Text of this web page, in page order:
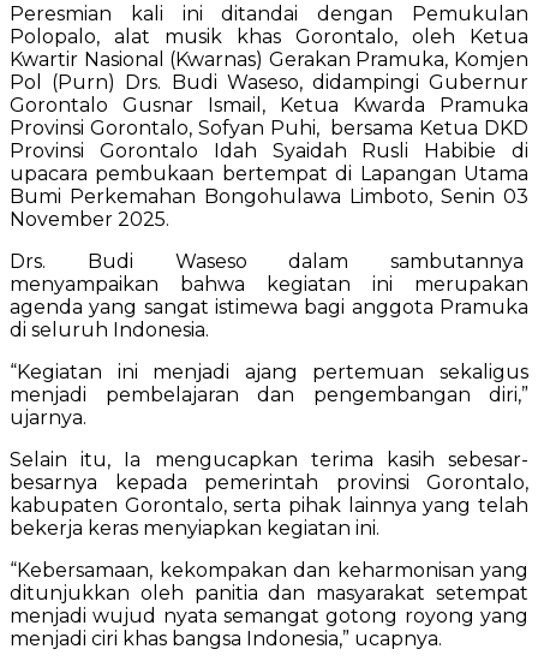
Peresmian kali ini ditandai dengan Pemukulan
Polopalo, alat musik khas Gorontalo, oleh Ketua
Kwartir Nasional (Kwarnas) Gerakan Pramuka, Komjen
Pol (Purn) Drs. Budi Waseso, didampingi Gubernur
Gorontalo Gusnar Ismail, Ketua Kwarda Pramuka
Provinsi Gorontalo, Sofyan Puhi, bersama Ketua DKD
Provinsi Gorontalo Idah Syaidah Rusli Habibie di
upacara pembukaan bertempat di Lapangan Utama
Bumi Perkemahan Bongohulawa Limboto, Senin 03
November 2025.
Drs. Budi Waseso dalam sambutannya
menyampaikan bahwa kegiatan ini merupakan
agenda yang sangat istimewa bagi anggota Pramuka
di seluruh Indonesia.
“Kegiatan ini menjadi ajang pertemuan sekaligus
menjadi pembelajaran dan pengembangan diri,”
ujarnya.
Selain itu, Ia mengucapkan terima kasih sebesar-
besarnya kepada pemerintah provinsi Gorontalo,
kabupaten Gorontalo, serta pihak lainnya yang telah
bekerja keras menyiapkan kegiatan ini.
“Kebersamaan, kekompakan dan keharmonisan yang
ditunjukkan oleh panitia dan masyarakat setempat
menjadi wujud nyata semangat gotong royong yang
menjadi ciri khas bangsa Indonesia,” ucapnya.